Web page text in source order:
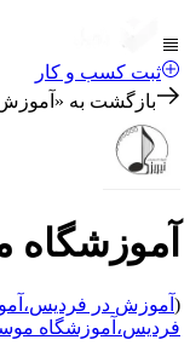
ثبت کسب و کار
بازگشت به «
آموزشگاه
( آموزش در فردیس،
فردیس، آموزشگاه